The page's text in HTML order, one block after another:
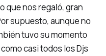
que nos regaló, gran
supuesto, aunque no
tuvo su momento
casi todos los Djs